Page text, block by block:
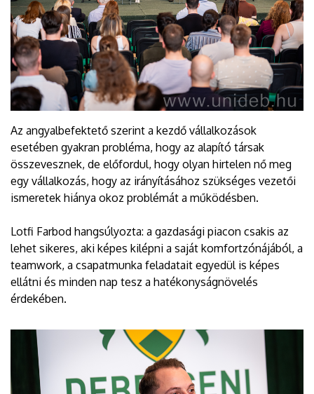
Az angyalbefektető szerint a kezdő vállalkozások
esetében gyakran probléma, hogy az alapító társak
összevesznek, de előfordul, hogy olyan hirtelen nő meg
egy vállalkozás, hogy az irányításához szükséges vezetői
ismeretek hiánya okoz problémát a működésben.
Lotfi Farbod hangsúlyozta: a gazdasági piacon csakis az
lehet sikeres, aki képes kilépni a saját komfortzónájából, a
teamwork, a csapatmunka feladatait egyedül is képes
ellátni és minden nap tesz a hatékonyságnövelés
érdekében.